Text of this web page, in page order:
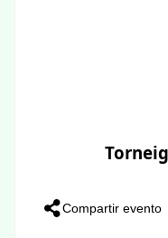
Compartir evento